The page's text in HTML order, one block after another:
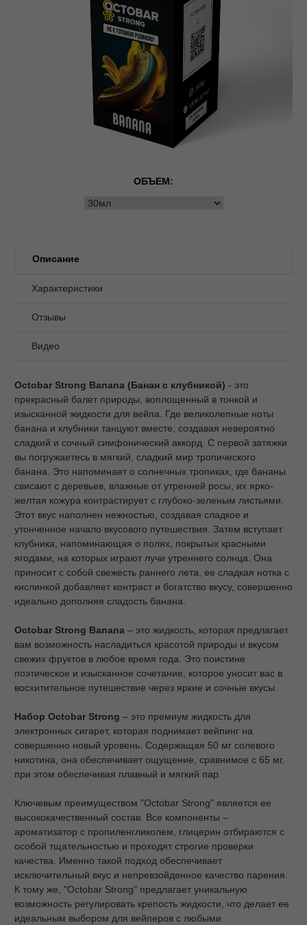
ОБЪЕМ:
Описание
Характеристики
Отзывы
Видео
Octobar Strong Banana (Банан с клубникой) - это
прекрасный балет природы, воплощенный в тонкой и
изысканной жидкости для вейпа. Где великолепные ноты
банана и клубники танцуют вместе, создавая невероятно
сладкий и сочный симфонический аккорд. С первой затяжки
вы погружаетесь в мягкий, сладкий мир тропического
банана. Это напоминает о солнечных тропиках, где бананы
свисают с деревьев, влажные от утренней росы, их ярко-
желтая кожура контрастирует с глубоко-зеленым листьями.
Этот вкус наполнен нежностью, создавая сладкое и
утонченное начало вкусового путешествия. Затем вступает
клубника, напоминающая о полях, покрытых красными
ягодами, на которых играют лучи утреннего солнца. Она
приносит с собой свежесть раннего лета, ее сладкая нотка с
кислинкой добавляет контраст и богатство вкусу, совершенно
идеально дополняя сладость банана.
Octobar Strong Banana – это жидкость, которая предлагает
вам возможность насладиться красотой природы и вкусом
свежих фруктов в любое время года. Это поистине
поэтическое и изысканное сочетание, которое уносит вас в
восхитительное путешествие через яркие и сочные вкусы.
Набор Octobar Strong – это премиум жидкость для
электронных сигарет, которая поднимает вейпинг на
совершенно новый уровень. Содержащая 50 мг солевого
никотина, она обеспечивает ощущение, сравнимое с 65 мг,
при этом обеспечивая плавный и мягкий пар.
Ключевым преимуществом "Octobar Strong" является ее
высококачественный состав. Все компоненты –
ароматизатор с пропиленгликолем, глицерин отбираются с
особой тщательностью и проходят строгие проверки
качества. Именно такой подход обеспечивает
исключительный вкус и непревзойденное качество парения.
К тому же, "Octobar Strong" предлагает уникальную
возможность регулировать крепость жидкости, что делает ее
идеальным выбором для вейперов с любыми